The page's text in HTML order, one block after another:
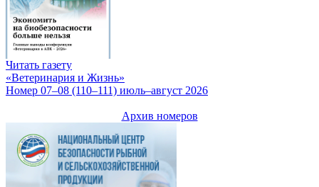
Читать газету
«Ветеринария и Жизнь»
Номер 07–08 (110–111) июль–август 2026
Архив номеров